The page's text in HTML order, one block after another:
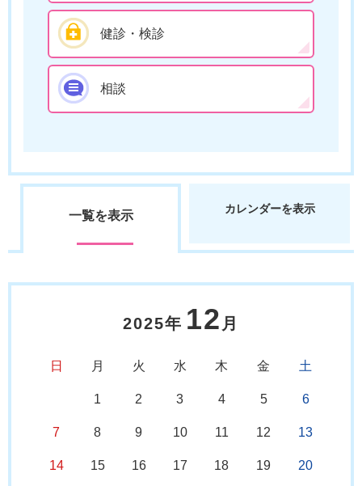
健診・検診
相談
一覧を表示 カレンダーを表示
2025年 12 月
日 月 火 水 木 金 土
1 2 3 4 5 6
7 8 9 10 11 12 13
14 15 16 17 18 19 20